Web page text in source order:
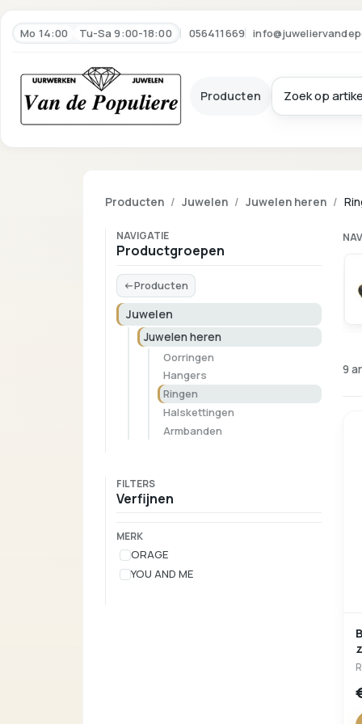
Mo 14:00 Tu-Sa 9:00-18:00 056411669
Producten
Producten Juwelen Juwelen heren
NAVIGATIE
Productgroepen
Producten
Juwelen
Juwelen heren
Oorringen
Hangers
Ringen
Halskettingen
Armbanden
FILTERS
Verfijnen
MERK
ORAGE
YOU AND ME
9